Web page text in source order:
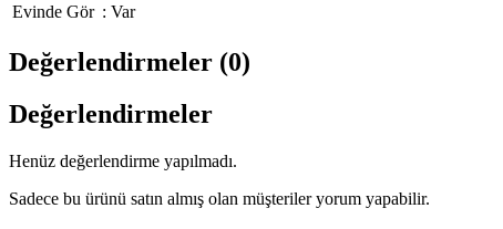
Evinde Gör : Var
Değerlendirmeler (0)
Değerlendirmeler
Henüz değerlendirme yapılmadı.
Sadece bu ürünü satın almış olan müşteriler yorum yapabilir.